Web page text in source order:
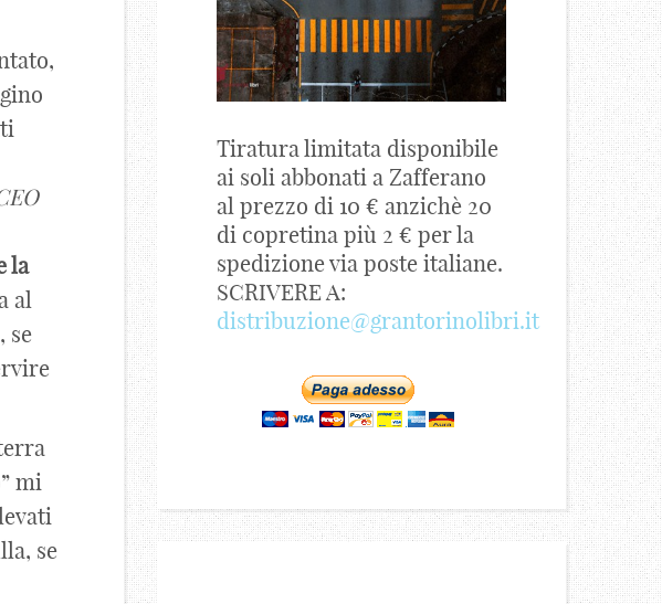
la
al
se
mi
se
Tiratura limitata disponibile
ai soli abbonati a Zafferano
al prezzo di 10 € anzichè 20
di copretina più 2 € per la
spedizione via poste italiane.
SCRIVERE A:
distribuzione@grantorinolibri.it